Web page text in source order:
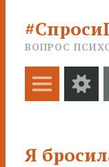
ВОПРОС
Меню
Я